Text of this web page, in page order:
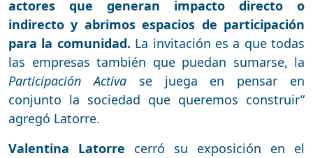
actores que generan impacto directo o
indirecto y abrimos espacios de participación
para la comunidad. La invitación es a que todas
las empresas también que puedan sumarse, la
Participación Activase juega en pensar en
conjunto la sociedad que queremos construir”
agregó Latorre.
Valentina Latorre cerró su exposición en el